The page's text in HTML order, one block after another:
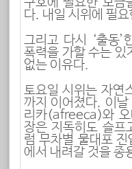
다. 내일 시위에 필
그리고 다시 ‘출동’
폭력을 가할 수는 있
없는 이유다.
토요일 시위는 자연
까지 이어졌다. 이
리카(afreeca)와
장은 지독히도 슬프
럼 무차별 물대포
에서 내려갈 것을 종